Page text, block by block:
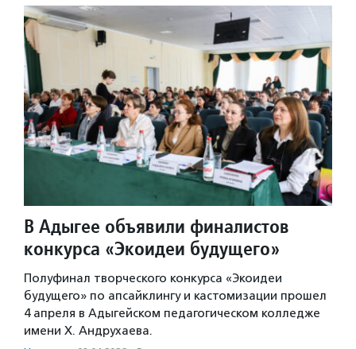
В Адыгее объявили финалистов
конкурса «Экоидеи будущего»
Полуфинал творческого конкурса «Экоидеи
будущего» по апсайклингу и кастомизации прошел
4 апреля в Адыгейском педагогическом колледже
имени Х. Андрухаева.